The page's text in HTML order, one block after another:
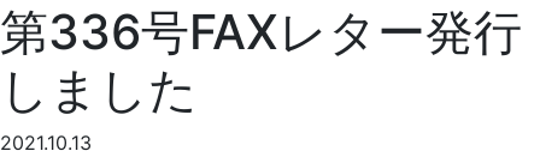
第336号FAXレター発行
しました
2021.10.13